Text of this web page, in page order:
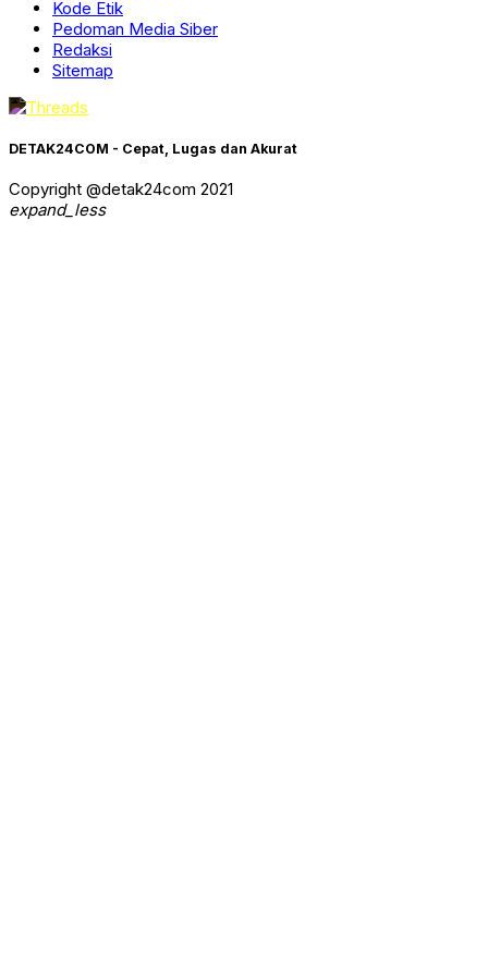
Kode Etik
Pedoman Media Siber
Redaksi
Sitemap
DETAK24COM - Cepat, Lugas dan Akurat
Copyright @detak24com 2021
expand_less